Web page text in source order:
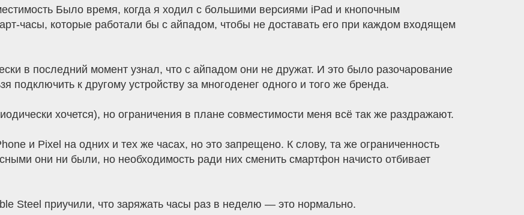
Было время, когда я ходил с большими версиями iPad и кнопочным
часы, которые работали бы с айпадом, чтобы не доставать его при каждом входящем
в последний момент узнал, что с айпадом они не дружат. И это было разочарование
подключить к другому устройству за многоденег одного и того же бренда.
хочется), но ограничения в плане совместимости меня всё так же раздражают.
и Pixel на одних и тех же часах, но это запрещено. К слову, та же ограниченность
они ни были, но необходимость ради них сменить смартфон начисто отбивает
Steel приучили, что заряжать часы раз в неделю — это нормально.